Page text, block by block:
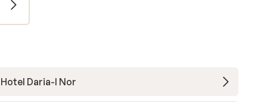
Hotel Daria-I Nor